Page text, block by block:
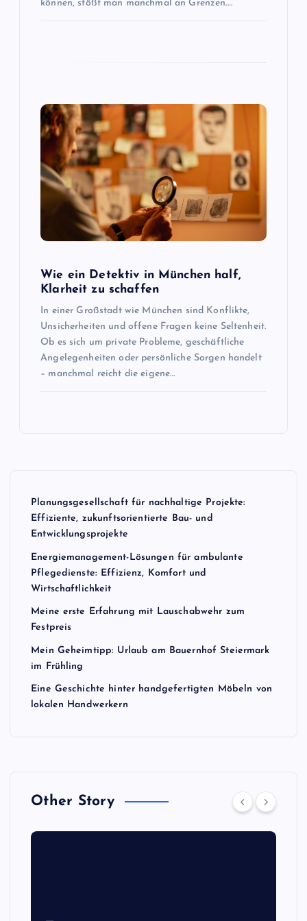
können, stößt man manchmal an Grenzen.…
Wie ein Detektiv in München half,
Klarheit zu schaffen
In einer Großstadt wie München sind Konflikte,
Unsicherheiten und offene Fragen keine Seltenheit.
Ob es sich um private Probleme, geschäftliche
Angelegenheiten oder persönliche Sorgen handelt
– manchmal reicht die eigene…
Planungsgesellschaft für nachhaltige Projekte:
Effiziente, zukunftsorientierte Bau- und
Entwicklungsprojekte
Energiemanagement-Lösungen für ambulante
Pflegedienste: Effizienz, Komfort und
Wirtschaftlichkeit
Meine erste Erfahrung mit Lauschabwehr zum
Festpreis
Mein Geheimtipp: Urlaub am Bauernhof Steiermark
im Frühling
Eine Geschichte hinter handgefertigten Möbeln von
lokalen Handwerkern
Other Story